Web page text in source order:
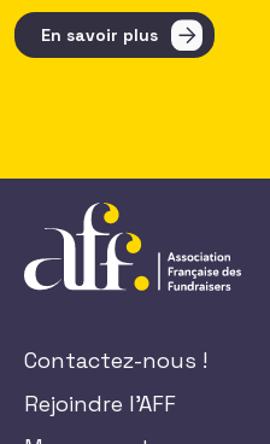
En savoir plus
Contactez-nous !
Rejoindre l'AFF